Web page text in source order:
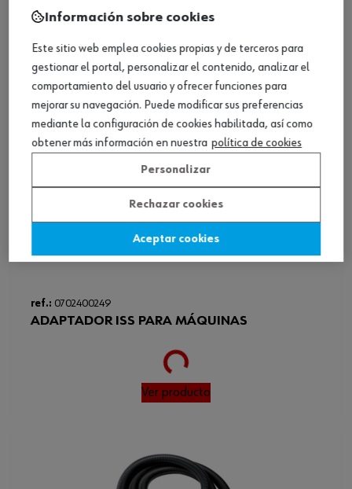
ref.:0702400233
Loading...Ver producto
ref.: 0702400249
ADAPTADOR ISS PARA MÁQUINAS
Loading...
Ver producto
Información sobre cookies
Este sitio web emplea cookies propias y de terceros para
gestionar el portal, personalizar el contenido, analizar el
comportamiento del usuario y ofrecer funciones para
mejorar su navegación. Puede modificar sus preferencias
mediante la configuración de cookies habilitada, así como
obtener más información en nuestra política de cookies
Personalizar
Rechazar cookies
Aceptar cookies